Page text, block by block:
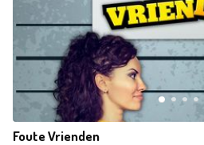
Foute Vrienden